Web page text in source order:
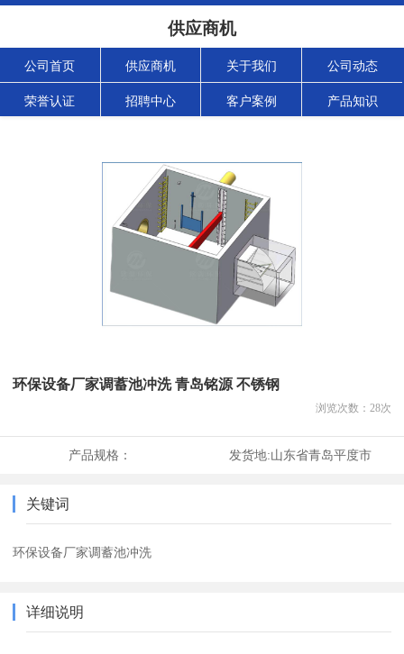
供应商机
公司首页 供应商机 关于我们 公司动态
荣誉认证 招聘中心 客户案例 产品知识
环保设备厂家调蓄池冲洗 青岛铭源 不锈钢
浏览次数： 28次
产品规格： 发货地:山东省青岛平度市
关键词
环保设备厂家调蓄池冲洗
详细说明